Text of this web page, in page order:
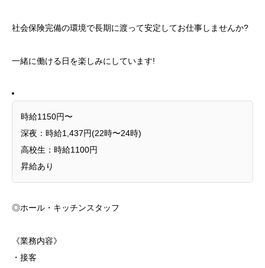
社会保険完備の環境で長期に渡って安定してお仕事しませんか?
一緒に働ける日を楽しみにしています!
時給1150円〜
深夜：時給1,437円(22時〜24時)
高校生：時給1100円
昇給あり
◎ホール・キッチンスタッフ
《業務内容》
・接客